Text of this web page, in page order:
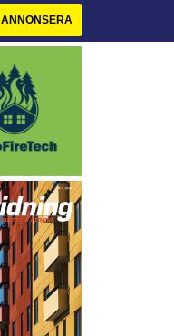
ANNONSERA